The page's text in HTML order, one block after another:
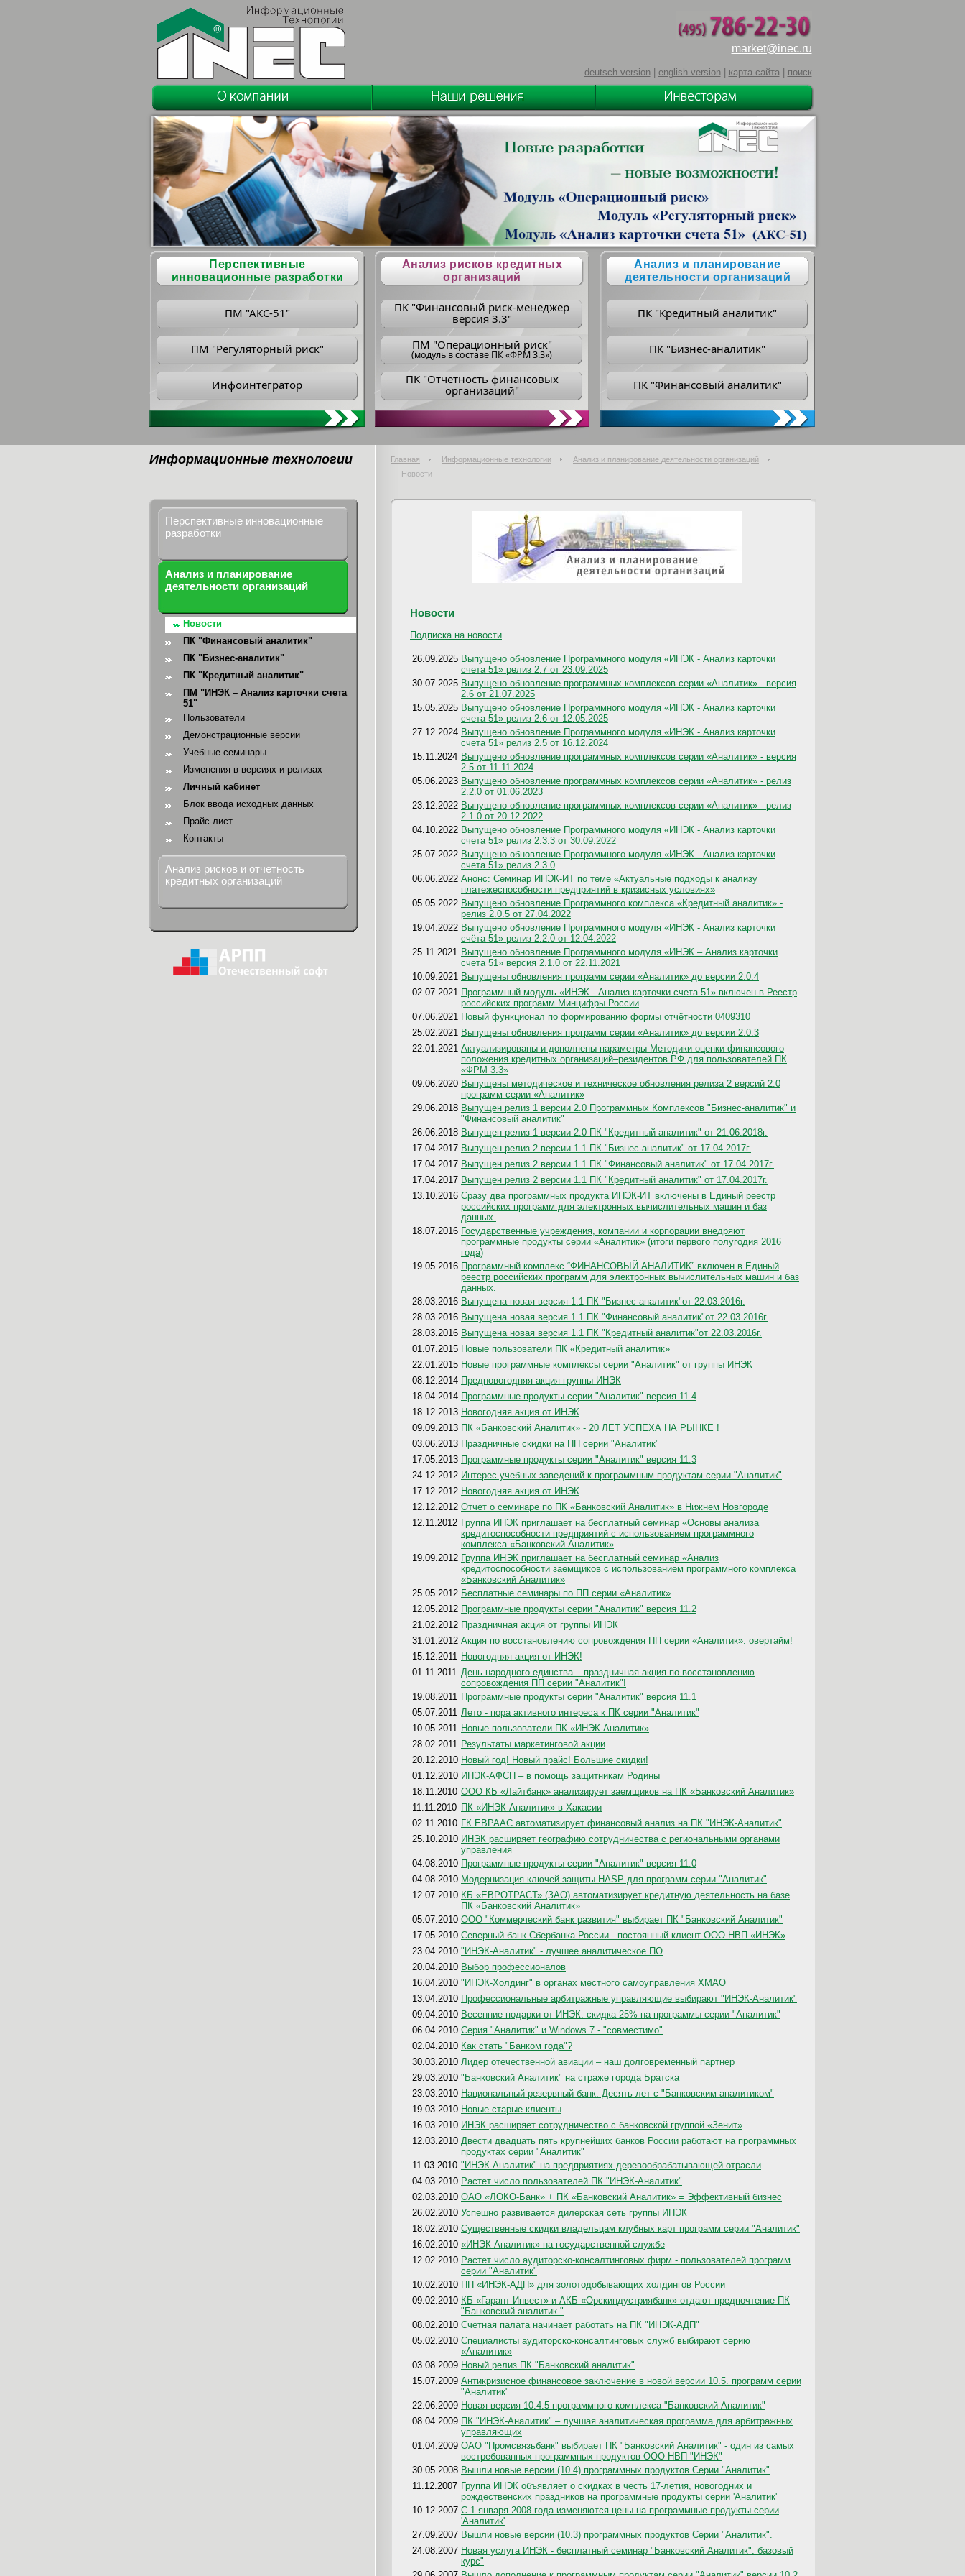
market@inec.ru
deutsch version| english version| карта сайта| поиск
Перспективные
инновационные разработки
ПМ "АКС-51"
ПМ "Регуляторный риск"
Инфоинтегратор
Анализ рисков кредитных
организаций
ПК "Финансовый риск-менеджер
версия 3.3"
ПM "Операционный риск"
(модуль в составе ПК «ФРМ 3.3»)
ПK "Отчетность финансовых
организаций"
Анализ и планирование
деятельности организаций
ПК "Кредитный аналитик"
ПК "Бизнес-аналитик"
ПК "Финансовый аналитик"
Информационные технологии Главная Информационные технологии
Анализ и планирование деятельности организаций
Новости
Перспективные инновационные
разработки
Анализ и планирование
деятельности организаций
Новости
ПК "Финансовый аналитик"
ПК "Бизнес-аналитик"
ПК "Кредитный аналитик"
ПМ "ИНЭК – Анализ карточки счета
51"
Пользователи
Демонстрационные версии
Учебные семинары
Изменения в версиях и релизах
Личный кабинет
Блок ввода исходных данных
Прайс-лист
Контакты
Анализ рисков и отчетность
кредитных организаций
Новости
Подписка на новости
26.09.2025 Выпущено обновление Программного модуля «ИНЭК - Анализ карточки
счета 51» релиз 2.7 от 23.09.2025
30.07.2025 Выпущено обновление программных комплексов серии «Аналитик» - версия
2.6 от 21.07.2025
15.05.2025 Выпущено обновление Программного модуля «ИНЭК - Анализ карточки
счета 51» релиз 2.6 от 12.05.2025
27.12.2024 Выпущено обновление Программного модуля «ИНЭК - Анализ карточки
счета 51» релиз 2.5 от 16.12.2024
15.11.2024 Выпущено обновление программных комплексов серии «Аналитик» - версия
2.5 от 11.11.2024
05.06.2023 Выпущено обновление программных комплексов серии «Аналитик» - релиз
2.2.0 от 01.06.2023
23.12.2022 Выпущено обновление программных комплексов серии «Аналитик» - релиз
2.1.0 от 20.12.2022
04.10.2022 Выпущено обновление Программного модуля «ИНЭК - Анализ карточки
счета 51» релиз 2.3.3 от 30.09.2022
25.07.2022 Выпущено обновление Программного модуля «ИНЭК - Анализ карточки
счета 51» релиз 2.3.0
06.06.2022 Анонс: Семинар ИНЭК-ИТ по теме «Актуальные подходы к анализу
платежеспособности предприятий в кризисных условиях»
05.05.2022 Выпущено обновление Программного комплекса «Кредитный аналитик» -
релиз 2.0.5 от 27.04.2022
19.04.2022 Выпущено обновление Программного модуля «ИНЭК - Анализ карточки
счёта 51» релиз 2.2.0 от 12.04.2022
25.11.2021 Выпущено обновление Программного модуля «ИНЭК – Анализ карточки
счета 51» версия 2.1.0 от 22.11.2021
10.09.2021 Выпущены обновления программ серии «Аналитик» до версии 2.0.4
02.07.2021 Программный модуль «ИНЭК - Анализ карточки счета 51» включен в Реестр
российских программ Минцифры России
07.06.2021 Новый функционал по формированию формы отчётности 0409310
25.02.2021 Выпущены обновления программ серии «Аналитик» до версии 2.0.3
22.01.2021 Актуализированы и дополнены параметры Методики оценки финансового
положения кредитных организаций–резидентов РФ для пользователей ПК
«ФРМ 3.3»
09.06.2020 Выпущены методическое и техническое обновления релиза 2 версий 2.0
программ серии «Аналитик»
29.06.2018 Выпущен релиз 1 версии 2.0 Программных Комплексов "Бизнес-аналитик" и
"Финансовый аналитик"
26.06.2018 Выпущен релиз 1 версии 2.0 ПК "Кредитный аналитик" от 21.06.2018г.
17.04.2017 Выпущен релиз 2 версии 1.1 ПК "Бизнес-аналитик" от 17.04.2017г.
17.04.2017 Выпущен релиз 2 версии 1.1 ПК "Финансовый аналитик" от 17.04.2017г.
17.04.2017 Выпущен релиз 2 версии 1.1 ПК "Кредитный аналитик" от 17.04.2017г.
13.10.2016 Сразу два программных продукта ИНЭК-ИТ включены в Единый реестр
российских программ для электронных вычислительных машин и баз
данных.
18.07.2016 Государственные учреждения, компании и корпорации внедряют
программные продукты серии «Аналитик» (итоги первого полугодия 2016
года)
19.05.2016 Программный комплекс “ФИНАНСОВЫЙ АНАЛИТИК” включен в Единый
реестр российских программ для электронных вычислительных машин и баз
данных.
28.03.2016 Выпущена новая версия 1.1 ПК "Бизнес-аналитик"от 22.03.2016г.
28.03.2016 Выпущена новая версия 1.1 ПК "Финансовый аналитик"от 22.03.2016г.
28.03.2016 Выпущена новая версия 1.1 ПК "Кредитный аналитик"от 22.03.2016г.
01.07.2015 Новые пользователи ПК «Кредитный аналитик»
22.01.2015 Новые программные комплексы серии "Аналитик" от группы ИНЭК
08.12.2014 Предновогодняя акция группы ИНЭК
18.04.2014 Программные продукты серии "Аналитик" версия 11.4
18.12.2013 Новогодняя акция от ИНЭК
09.09.2013 ПК «Банковский Аналитик» - 20 ЛЕТ УСПЕХА НА РЫНКЕ !
03.06.2013 Праздничные скидки на ПП серии "Аналитик"
17.05.2013 Программные продукты серии "Аналитик" версия 11.3
24.12.2012 Интерес учебных заведений к программным продуктам серии "Аналитик"
17.12.2012 Новогодняя акция от ИНЭК
12.12.2012 Отчет о семинаре по ПК «Банковский Аналитик» в Нижнем Новгороде
12.11.2012 Группа ИНЭК приглашает на бесплатный семинар «Основы анализа
кредитоспособности предприятий с использованием программного
комплекса «Банковский Аналитик»
19.09.2012 Группа ИНЭК приглашает на бесплатный семинар «Анализ
кредитоспособности заемщиков с использованием программного комплекса
«Банковский Аналитик»
25.05.2012 Бесплатные семинары по ПП серии «Аналитик»
12.05.2012 Программные продукты серии "Аналитик" версия 11.2
21.02.2012 Праздничная акция от группы ИНЭК
31.01.2012 Акция по восстановлению сопровождения ПП серии «Аналитик»: овертайм!
15.12.2011 Новогодняя акция от ИНЭК!
01.11.2011 День народного единства – праздничная акция по восстановлению
сопровождения ПП серии "Аналитик"!
19.08.2011 Программные продукты серии "Аналитик" версия 11.1
05.07.2011 Лето - пора активного интереса к ПК серии "Аналитик"
10.05.2011 Новые пользователи ПК «ИНЭК-Аналитик»
28.02.2011 Результаты маркетинговой акции
20.12.2010 Новый год! Новый прайс! Большие скидки!
01.12.2010 ИНЭК-АФСП – в помощь защитникам Родины
18.11.2010 ООО КБ «Лайтбанк» анализирует заемщиков на ПК «Банковский Аналитик»
11.11.2010 ПК «ИНЭК-Аналитик» в Хакасии
02.11.2010 ГК ЕВРААС автоматизирует финансовый анализ на ПК "ИНЭК-Аналитик"
25.10.2010 ИНЭК расширяет географию сотрудничества с региональными органами
управления
04.08.2010 Программные продукты серии "Аналитик" версия 11.0
04.08.2010 Модернизация ключей защиты HASP для программ серии "Аналитик"
12.07.2010 КБ «ЕВРОТРАСТ» (ЗАО) автоматизирует кредитную деятельность на базе
ПК «Банковский Аналитик»
05.07.2010 ООО "Коммерческий банк развития" выбирает ПК "Банковский Аналитик"
17.05.2010 Северный банк Сбербанка России - постоянный клиент ООО НВП «ИНЭК»
23.04.2010 "ИНЭК-Аналитик" - лучшее аналитическое ПО
20.04.2010 Выбор профессионалов
16.04.2010 "ИНЭК-Холдинг" в органах местного самоуправления ХМАО
13.04.2010 Профессиональные арбитражные управляющие выбирают "ИНЭК-Аналитик"
09.04.2010 Весенние подарки от ИНЭК: скидка 25% на программы серии "Аналитик"
06.04.2010 Серия "Аналитик" и Windows 7 - "совместимо"
02.04.2010 Как стать "Банком года"?
30.03.2010 Лидер отечественной авиации – наш долговременный партнер
29.03.2010 "Банковский Аналитик" на страже города Братска
23.03.2010 Национальный резервный банк. Десять лет с "Банковским аналитиком"
19.03.2010 Новые старые клиенты
16.03.2010 ИНЭК расширяет сотрудничество с банковской группой «Зенит»
12.03.2010 Двести двадцать пять крупнейших банков России работают на программных
продуктах серии "Аналитик"
11.03.2010 "ИНЭК-Аналитик" на предприятиях деревообрабатывающей отрасли
04.03.2010 Растет число пользователей ПК "ИНЭК-Аналитик"
02.03.2010 ОАО «ЛОКО-Банк» + ПК «Банковский Аналитик» = Эффективный бизнес
26.02.2010 Успешно развивается дилерская сеть группы ИНЭК
18.02.2010 Существенные скидки владельцам клубных карт программ серии "Аналитик"
16.02.2010 «ИНЭК-Аналитик» на государственной службе
12.02.2010 Растет число аудиторско-консалтинговых фирм - пользователей программ
серии "Аналитик"
10.02.2010 ПП «ИНЭК-АДП» для золотодобывающих холдингов России
09.02.2010 КБ «Гарант-Инвест» и АКБ «Орскиндустриябанк» отдают предпочтение ПК
"Банковский аналитик "
08.02.2010 Счетная палата начинает работать на ПК "ИНЭК-АДП"
05.02.2010 Специалисты аудиторско-консалтинговых служб выбирают серию
«Аналитик»
03.08.2009 Новый релиз ПК "Банковский аналитик"
15.07.2009 Антикризисное финансовое заключение в новой версии 10.5. программ серии
"Аналитик"
22.06.2009 Новая версия 10.4.5 программного комплекса "Банковский Аналитик"
08.04.2009 ПК "ИНЭК-Аналитик" – лучшая аналитическая программа для арбитражных
управляющих
01.04.2009 ОАО "Промсвязьбанк" выбирает ПК "Банковский Аналитик" - один из самых
востребованных программных продуктов ООО НВП "ИНЭК"
30.05.2008 Вышли новые версии (10.4) программных продуктов Серии "Аналитик"
11.12.2007 Группа ИНЭК объявляет о скидках в честь 17-летия, новогодних и
рождественских праздников на программные продукты серии 'Аналитик'
10.12.2007 С 1 января 2008 года изменяются цены на программные продукты серии
'Аналитик'
27.09.2007 Вышли новые версии (10.3) программных продуктов Серии "Аналитик".
24.08.2007 Новая услуга ИНЭК - бесплатный семинар "Банковский Аналитик": базовый
курс"